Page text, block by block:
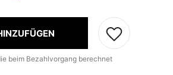
beim Bezahlvorgang berechnet